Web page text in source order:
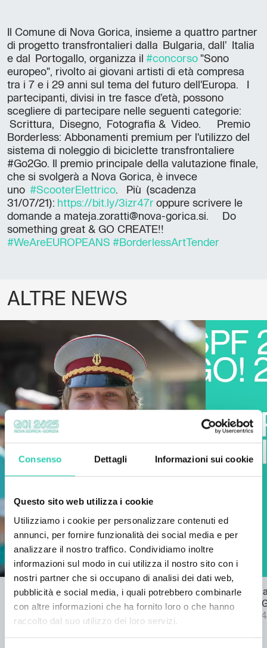
Consenso Dettagli Informazioni sui cookie
Questo sito web utilizza i cookie
Utilizziamo i cookie per personalizzare contenuti ed
annunci, per fornire funzionalità dei social media e per
analizzare il nostro traffico. Condividiamo inoltre
informazioni sul modo in cui utilizza il nostro sito con i
nostri partner che si occupano di analisi dei dati web,
pubblicità e social media, i quali potrebbero combinarle
con altre informazioni che ha fornito loro o che hanno
raccolto dal suo utilizzo dei loro servizi.
Il Comune di Nova Gorica, insieme a quattro partner
di progetto transfrontalieri dalla Bulgaria, dall’ Italia
e dal Portogallo, organizza il #concorso "Sono
europeo", rivolto ai giovani artisti di età compresa
tra i 7 e i 29 anni sul tema del futuro dell'Europa. I
partecipanti, divisi in tre fasce d’età, possono
scegliere di partecipare nelle seguenti categorie:
Scrittura, Disegno, Fotografia & Video. Premio
Borderless: Abbonamenti premium per l'utilizzo del
sistema di noleggio di biciclette transfrontaliere
#Go2Go. Il premio principale della valutazione finale,
che si svolgerà a Nova Gorica, è invece
uno #ScooterElettrico. Più ️(scadenza
31/07/21): https://bit.ly/3izr47r oppure scrivere le
domande a mateja.zoratti@nova-gorica.si. Do
something great & GO CREATE!!
#WeAreEUROPEANS #BorderlessArtTender
ALTRE NEWS
Bando per l'inno di GO! 2025
22/03/2024
Pubblicata
bando SPF
04/09/2024